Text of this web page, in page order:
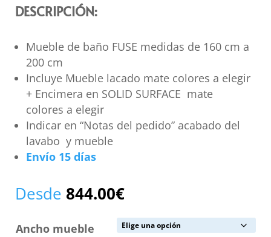
DESCRIPCIÓN:
Mueble de baño FUSE medidas de 160 cm a
200 cm
Incluye Mueble lacado mate colores a elegir
+ Encimera en SOLID SURFACE mate
colores a elegir
Indicar en “Notas del pedido” acabado del
lavabo y mueble
Envío 15 días
Desde 844.00€
Ancho mueble